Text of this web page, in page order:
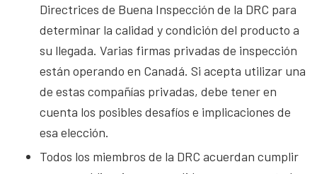
Directrices de Buena Inspección de la DRC para
determinar la calidad y condición del producto a
su llegada. Varias firmas privadas de inspección
están operando en Canadá. Si acepta utilizar una
de estas compañías privadas, debe tener en
cuenta los posibles desafíos e implicaciones de
esa elección.
Todos los miembros de la DRC acuerdan cumplir